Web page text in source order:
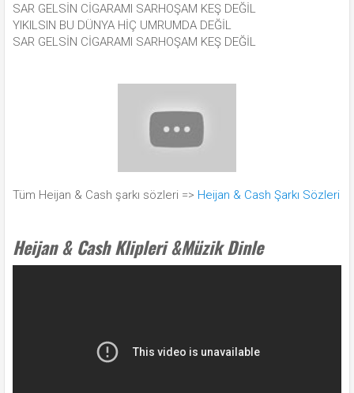
SAR GELSİN CİGARAMI SARHOŞAM KEŞ DEĞİL
YIKILSIN BU DÜNYA HİÇ UMRUMDA DEĞİL
SAR GELSİN CİGARAMI SARHOŞAM KEŞ DEĞİL
Tüm Heijan & Cash şarkı sözleri => Heijan & Cash Şarkı Sözleri
Heijan & Cash Klipleri &Müzik Dinle